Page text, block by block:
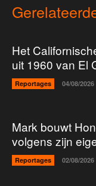
Het
uit 1960 van El
Reportages 04/08/2026
Mark bouwt
volgens zijn
Reportages 02/08/2026